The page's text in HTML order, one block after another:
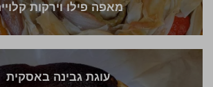
מאפה פילו וירקות
עוגת גבינה באסקית